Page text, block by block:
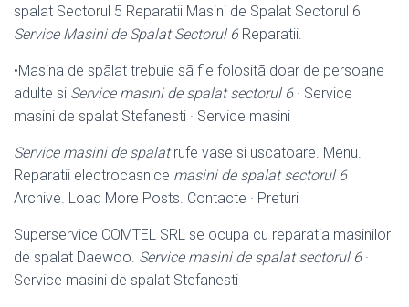
spalat Sectorul 5 Reparatii Masini de Spalat Sectorul 6
Service Masini de Spalat Sectorul 6Reparatii.
•Masina de spãlat trebuie sã fie folositã doar de persoane
adulte si Service masini de spalat sectorul 6· Service
masini de spalat Stefanesti · Service masini
Service masini de spalatrufe vase si uscatoare. Menu.
Reparatii electrocasnice masini de spalat sectorul 6
Archive. Load More Posts. Contacte · Preturi
Superservice COMTEL SRL se ocupa cu reparatia masinilor
de spalat Daewoo. Service masini de spalat sectorul 6·
Service masini de spalat Stefanesti